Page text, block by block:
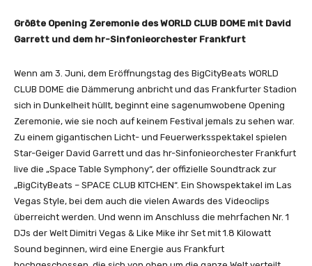
Größte Opening Zeremonie des WORLD CLUB DOME mit David
Garrett und dem hr-Sinfonieorchester Frankfurt
Wenn am 3. Juni, dem Eröffnungstag des BigCityBeats WORLD
CLUB DOME die Dämmerung anbricht und das Frankfurter Stadion
sich in Dunkelheit hüllt, beginnt eine sagenumwobene Opening
Zeremonie, wie sie noch auf keinem Festival jemals zu sehen war.
Zu einem gigantischen Licht- und Feuerwerksspektakel spielen
Star-Geiger David Garrett und das hr-Sinfonieorchester Frankfurt
live die „Space Table Symphony“, der offizielle Soundtrack zur
„BigCityBeats – SPACE CLUB KITCHEN“. Ein Showspektakel im Las
Vegas Style, bei dem auch die vielen Awards des Videoclips
überreicht werden. Und wenn im Anschluss die mehrfachen Nr. 1
DJs der Welt Dimitri Vegas & Like Mike ihr Set mit 1.8 Kilowatt
Sound beginnen, wird eine Energie aus Frankfurt